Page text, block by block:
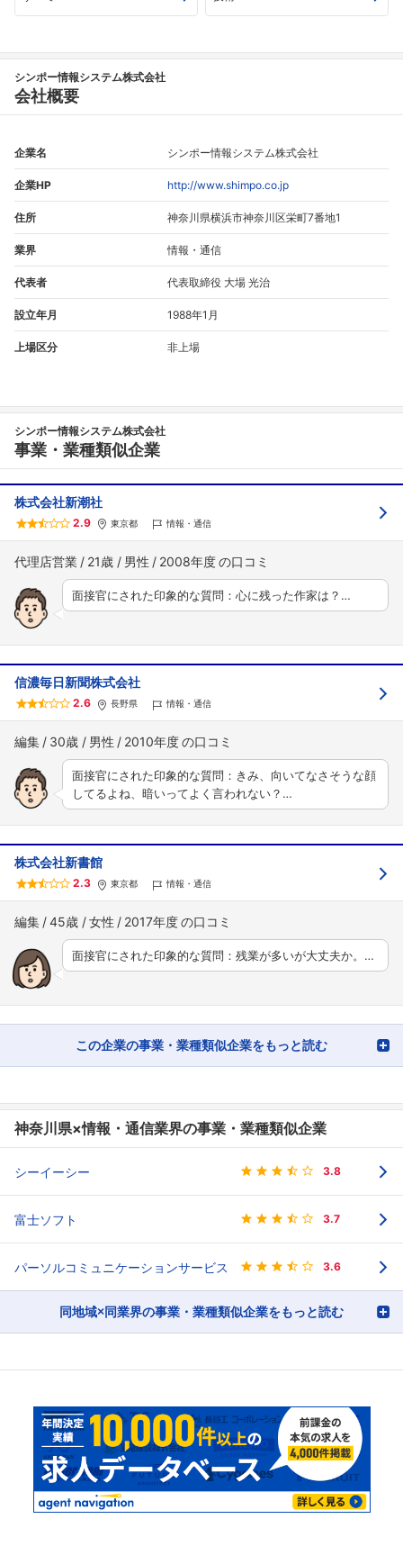
フォローしました
シンポー情報システム株式会社
会社概要
企業名 シンポー情報システム株式会社
企業HP http://www.shimpo.co.jp
住所 神奈川県横浜市神奈川区栄町7番地1
業界 情報・通信
代表者 代表取締役 大場 光治
設立年月 1988年1月
上場区分 非上場
シンポー情報システム株式会社
事業・業種類似企業
株式会社新潮社
2.9 東京都 情報・通信
代理店営業 21歳 男性 2008年度
面接官にされた印象的な質問：心に残った作家は？…
信濃毎日新聞株式会社
2.6 長野県 情報・通信
編集 30歳 男性 2010年度
面接官にされた印象的な質問：きみ、向いてなさそうな顔
してるよね、暗いってよく言われない？…
株式会社新書館
2.3 東京都 情報・通信
編集 45歳 女性 2017年度
面接官にされた印象的な質問：残業が多いが大丈夫か。…
この企業の事業・業種類似企業をもっと読む
神奈川県×情報・通信業界の事業・業種類似企業
シーイーシー 3.8
富士ソフト 3.7
パーソルコミュニケーションサービス 3.6
同地域×同業界の事業・業種類似企業をもっと読む